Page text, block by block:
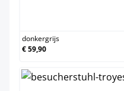
donkergrijs
€ 59,90